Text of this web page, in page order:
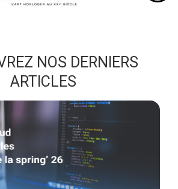
ARTICLES